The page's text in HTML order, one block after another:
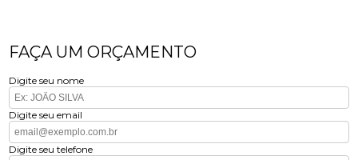
FAÇA UM ORÇAMENTO
Digite seu nome
Digite seu email
Digite seu telefone